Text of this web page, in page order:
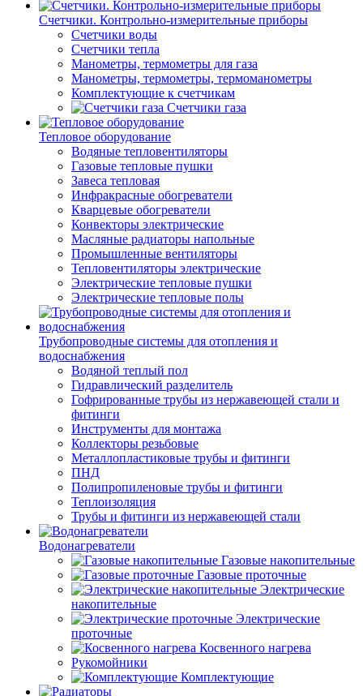
Счетчики. Контрольно-измерительные приборы
Счетчики воды
Счетчики тепла
Манометры, термометры для газа
Манометры, термометры, термоманометры
Комплектующие к счетчикам
Счетчики газа
Тепловое оборудование
Водяные тепловентиляторы
Газовые тепловые пушки
Завеса тепловая
Инфракрасные обогреватели
Кварцевые обогреватели
Конвекторы электрические
Масляные радиаторы напольные
Промышленные вентиляторы
Тепловентиляторы электрические
Электрические тепловые пушки
Электрические тепловые полы
Трубопроводные системы для отопления и
водоснабжения
Водяной теплый пол
Гидравлический разделитель
Гофрированные трубы из нержавеющей стали и
фитинги
Инструменты для монтажа
Коллекторы резьбовые
Металлопластиковые трубы и фитинги
ПНД
Полипропиленовые трубы и фитинги
Теплоизоляция
Трубы и фитинги из нержавеющей стали
Водонагреватели
Газовые накопительные
Газовые проточные
Электрические
накопительные
Электрические
проточные
Косвенного нагрева
Рукомойники
Комплектующие